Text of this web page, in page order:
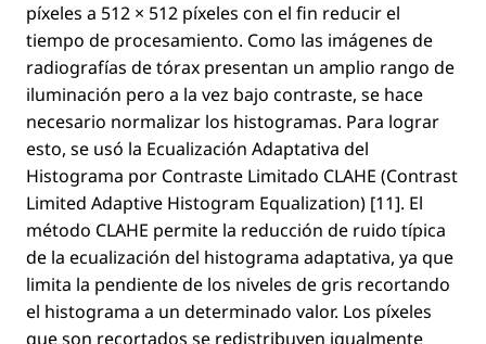
píxeles a 512 × 512 píxeles con el ﬁn reducir el
tiempo de procesamiento. Como las imágenes de
radiografías de tórax presentan un amplio rango de
iluminación pero a la vez bajo contraste, se hace
necesario normalizar los histogramas. Para lograr
esto, se usó la Ecualización Adaptativa del
Histograma por Contraste Limitado CLAHE (Contrast
Limited Adaptive Histogram Equalization) [11]. El
método CLAHE permite la reducción de ruido típica
de la ecualización del histograma adaptativa, ya que
limita la pendiente de los niveles de gris recortando
el histograma a un determinado valor. Los píxeles
que son recortados se redistribuyen igualmente